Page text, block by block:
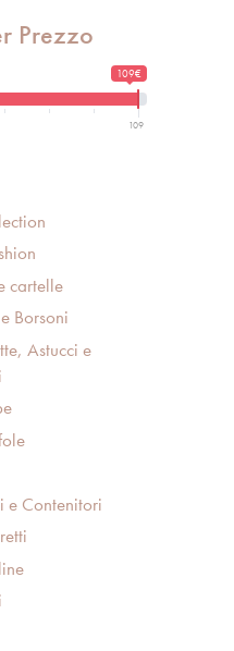
Prezzo
109€
109
cartelle
Borsoni
Astucci e
e Contenitori